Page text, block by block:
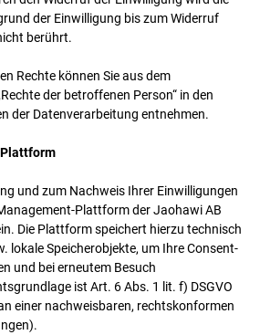
der Einwilligung bis zum Widerruf
berührt.
Rechte können Sie aus dem
der betroffenen Person“ in den
der Datenverarbeitung entnehmen.
und zum Nachweis Ihrer Einwilligungen
Plattform der Jaohawi AB
Die Plattform speichert hierzu technisch
lokale Speicherobjekte, um Ihre Consent-
und bei erneutem Besuch
ist Art. 6 Abs. 1 lit. f) DSGVO
einer nachweisbaren, rechtskonformen